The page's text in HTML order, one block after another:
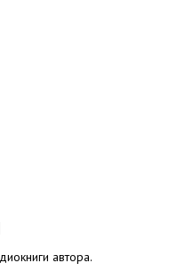
автора.